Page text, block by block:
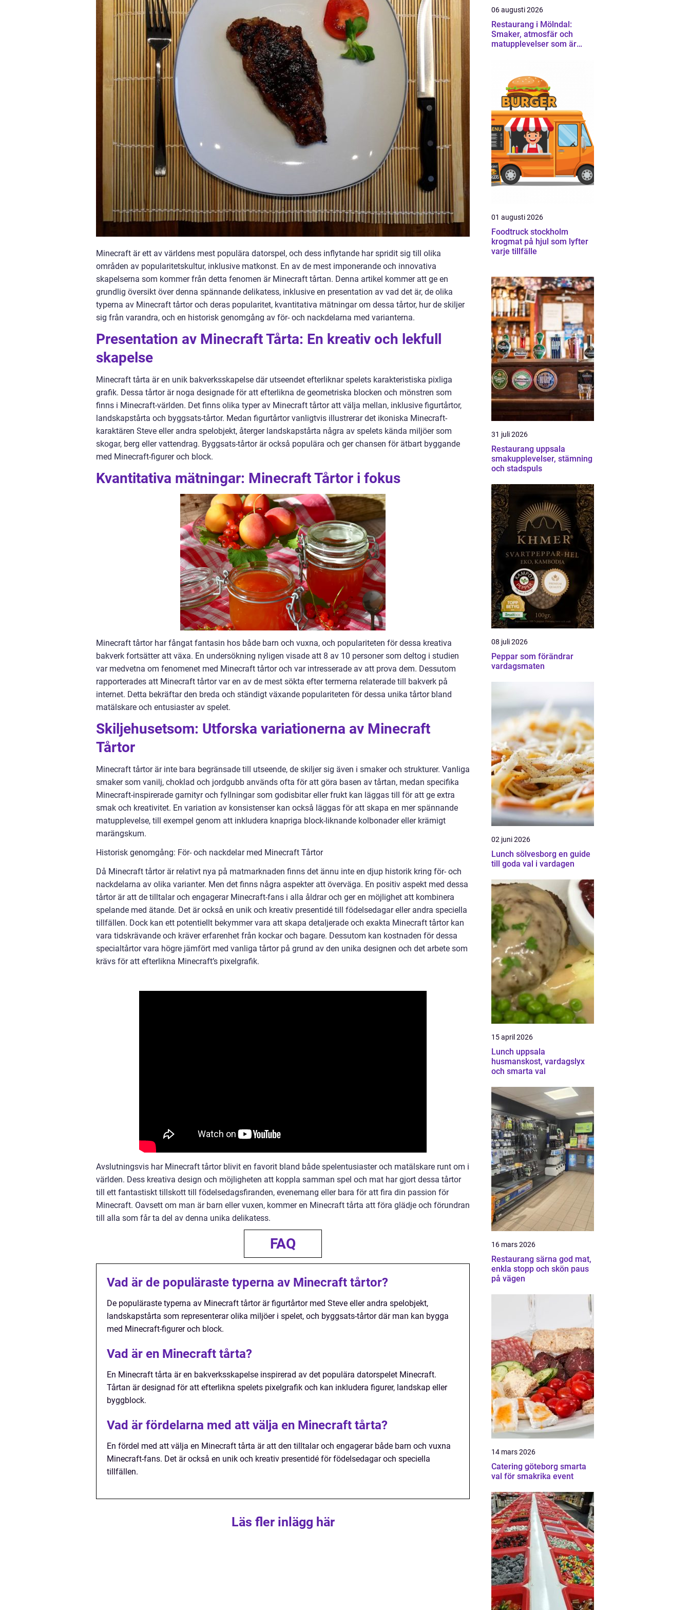
Minecraft är ett av världens mest populära datorspel, och dess inflytande har spridit sig till olika
områden av popularitetskultur, inklusive matkonst. En av de mest imponerande och innovativa
skapelserna som kommer från detta fenomen är Minecraft tårtan. Denna artikel kommer att ge en
grundlig översikt över denna spännande delikatess, inklusive en presentation av vad det är, de olika
typerna av Minecraft tårtor och deras popularitet, kvantitativa mätningar om dessa tårtor, hur de skiljer
sig från varandra, och en historisk genomgång av för- och nackdelarna med varianterna.
Presentation av Minecraft Tårta: En kreativ och lekfull
skapelse
Minecraft tårta är en unik bakverksskapelse där utseendet efterliknar spelets karakteristiska pixliga
grafik. Dessa tårtor är noga designade för att efterlikna de geometriska blocken och mönstren som
finns i Minecraft-världen. Det finns olika typer av Minecraft tårtor att välja mellan, inklusive figurtårtor,
landskapstårta och byggsats-tårtor. Medan figurtårtor vanligtvis illustrerar det ikoniska Minecraft-
karaktären Steve eller andra spelobjekt, återger landskapstårta några av spelets kända miljöer som
skogar, berg eller vattendrag. Byggsats-tårtor är också populära och ger chansen för ätbart byggande
med Minecraft-figurer och block.
Kvantitativa mätningar: Minecraft Tårtor i fokus
Minecraft tårtor har fångat fantasin hos både barn och vuxna, och populariteten för dessa kreativa
bakverk fortsätter att växa. En undersökning nyligen visade att 8 av 10 personer som deltog i studien
var medvetna om fenomenet med Minecraft tårtor och var intresserade av att prova dem. Dessutom
rapporterades att Minecraft tårtor var en av de mest sökta efter termerna relaterade till bakverk på
internet. Detta bekräftar den breda och ständigt växande populariteten för dessa unika tårtor bland
matälskare och entusiaster av spelet.
Skiljehusetsom: Utforska variationerna av Minecraft
Tårtor
Minecraft tårtor är inte bara begränsade till utseende, de skiljer sig även i smaker och strukturer. Vanliga
smaker som vanilj, choklad och jordgubb används ofta för att göra basen av tårtan, medan specifika
Minecraft-inspirerade garnityr och fyllningar som godisbitar eller frukt kan läggas till för att ge extra
smak och kreativitet. En variation av konsistenser kan också läggas för att skapa en mer spännande
matupplevelse, till exempel genom att inkludera knapriga block-liknande kolbonader eller krämigt
marängskum.
Historisk genomgång: För- och nackdelar med Minecraft Tårtor
Då Minecraft tårtor är relativt nya på matmarknaden finns det ännu inte en djup historik kring för- och
nackdelarna av olika varianter. Men det finns några aspekter att överväga. En positiv aspekt med dessa
tårtor är att de tilltalar och engagerar Minecraft-fans i alla åldrar och ger en möjlighet att kombinera
spelande med ätande. Det är också en unik och kreativ presentidé till födelsedagar eller andra speciella
tillfällen. Dock kan ett potentiellt bekymmer vara att skapa detaljerade och exakta Minecraft tårtor kan
vara tidskrävande och kräver erfarenhet från kockar och bagare. Dessutom kan kostnaden för dessa
specialtårtor vara högre jämfört med vanliga tårtor på grund av den unika designen och det arbete som
krävs för att efterlikna Minecraft’s pixelgrafik.
Avslutningsvis har Minecraft tårtor blivit en favorit bland både spelentusiaster och matälskare runt om i
världen. Dess kreativa design och möjligheten att koppla samman spel och mat har gjort dessa tårtor
till ett fantastiskt tillskott till födelsedagsfiranden, evenemang eller bara för att fira din passion för
Minecraft. Oavsett om man är barn eller vuxen, kommer en Minecraft tårta att föra glädje och förundran
till alla som får ta del av denna unika delikatess.
FAQ
Vad är de populäraste typerna av Minecraft tårtor?
De populäraste typerna av Minecraft tårtor är figurtårtor med Steve eller andra spelobjekt,
landskapstårta som representerar olika miljöer i spelet, och byggsats-tårtor där man kan bygga
med Minecraft-figurer och block.
Vad är en Minecraft tårta?
En Minecraft tårta är en bakverksskapelse inspirerad av det populära datorspelet Minecraft.
Tårtan är designad för att efterlikna spelets pixelgrafik och kan inkludera figurer, landskap eller
byggblock.
Vad är fördelarna med att välja en Minecraft tårta?
En fördel med att välja en Minecraft tårta är att den tilltalar och engagerar både barn och vuxna
Minecraft-fans. Det är också en unik och kreativ presentidé för födelsedagar och speciella
tillfällen.
Läs fler inlägg här
06 augusti 2026
Restaurang i Mölndal:
Smaker, atmosfär och
matupplevelser som är
01 augusti 2026
Foodtruck stockholm
krogmat på hjul som lyfter
varje tillfälle
31 juli 2026
Restaurang uppsala
smakupplevelser, stämning
och stadspuls
08 juli 2026
Peppar som förändrar
vardagsmaten
02 juni 2026
Lunch sölvesborg en guide
till goda val i vardagen
15 april 2026
Lunch uppsala
husmanskost, vardagslyx
och smarta val
16 mars 2026
Restaurang särna god mat,
enkla stopp och skön paus
på vägen
14 mars 2026
Catering göteborg smarta
val för smakrika event